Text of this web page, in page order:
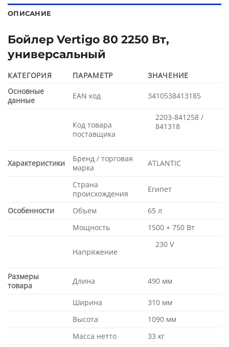
ОПИСАНИЕ
Бойлер Vertigo 80 2250 Вт,
универсальный
КАТЕГОРИЯ ПАРАМЕТР
ЗНАЧЕНИЕ
Основные
данные
EAN код 3410538413185
Код товара
поставщика
2203-841258 /
841318
Характеристики
Бренд / торговая
марка
ATLANTIC
Страна
происхождения
Египет
Особенности Объем
65 л
Мощность
1500 + 750 Вт
Напряжение
230 V
Размеры
товара
Длина 490 мм
Ширина
310 мм
Высота
1090 мм
Масса нетто
33 кг